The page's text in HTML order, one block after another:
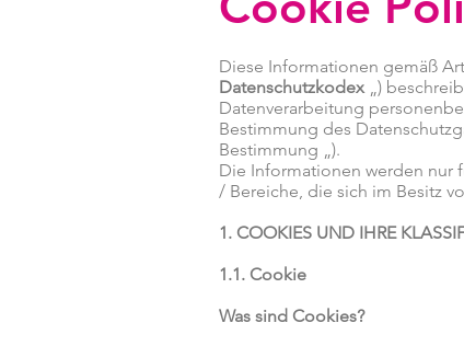
Diese Informationen gemäß
Datenschutzkodex„)
Datenverarbeitung
Bestimmung des
Bestimmung „).
Die Informationen werden nur
/ Bereiche, die sich im Besitz
1. COOKIES UND IHRE
1.1. Cookie
Was sind Cookies?